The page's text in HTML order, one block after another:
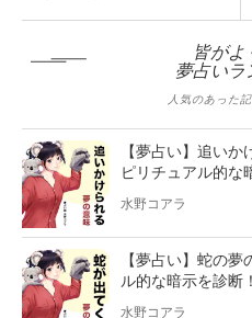
皆がよ
夢占いラ
人気のあった
【夢占い】追い
ピリチュアル的な
水野コアラ
【夢占い】蛇の
ル的な暗示を診断！
水野コアラ